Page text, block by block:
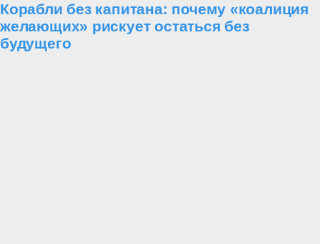
Корабли без капитана: почему «коалиция
желающих» рискует остаться без
будущего